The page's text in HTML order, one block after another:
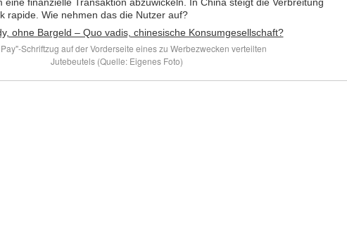
rapide. Wie nehmen das die Nutzer auf?
Pay"-Schriftzug auf der Vorderseite eines zu Werbezwecken verteilten
Jutebeutels (Quelle: Eigenes Foto)